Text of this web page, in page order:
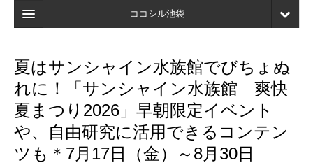
ココシル池袋
検索
店舗・施設最新情報
口コミ
マイページ
夏はサンシャイン水族館でびちょぬ
れに！「サンシャイン水族館 爽快
夏まつり2026」早朝限定イベント
や、自由研究に活用できるコンテン
ツも＊7月17日（金）～8月30日